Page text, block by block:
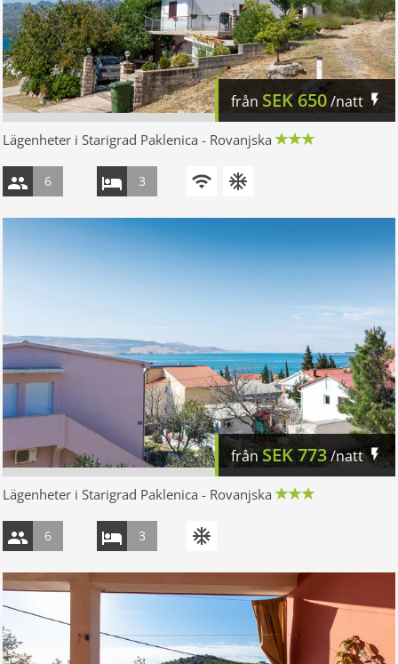
från SEK 650/natt
Lägenheter i Starigrad Paklenica - Rovanjska
6 3
frånSEK773/natt
Lägenheter i Starigrad Paklenica - Rovanjska
6 3